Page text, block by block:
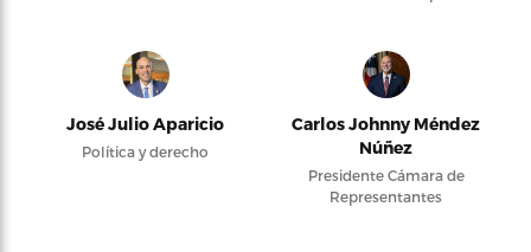
José Julio Aparicio
Política y derecho
Carlos Johnny Méndez
Núñez
Presidente Cámara de
Representantes